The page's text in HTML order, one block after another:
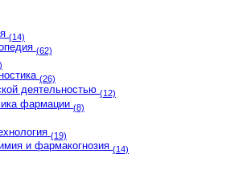
(14)
(62)
(26)
деятельностью (12)
фармации (8)
(19)
и фармакогнозия (14)